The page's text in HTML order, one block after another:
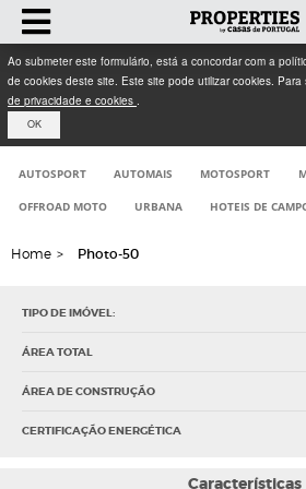
Ao submeter este formulário, está a concordar com a
de cookies deste site. Este site pode utilizar cookies.
de privacidade e cookies .
OK
AUTOSPORT AUTOMAIS MOTOSPORT
OFFROAD MOTO URBANA HOTEIS DE
Home > Photo-50
TIPO DE IMÓVEL:
ÁREA TOTAL
ÁREA DE CONSTRUÇÃO
CERTIFICAÇÃO ENERGÉTICA
Características